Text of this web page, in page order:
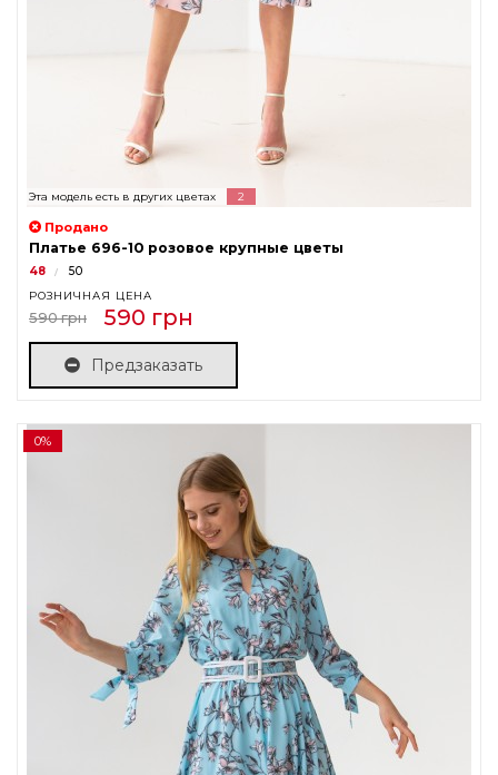
Эта модель есть в других цветах 2
Продано
Платье 696-10 розовое крупные цветы
48 50
РОЗНИЧНАЯ ЦЕНА
590 грн 590 грн
Предзаказать
0%